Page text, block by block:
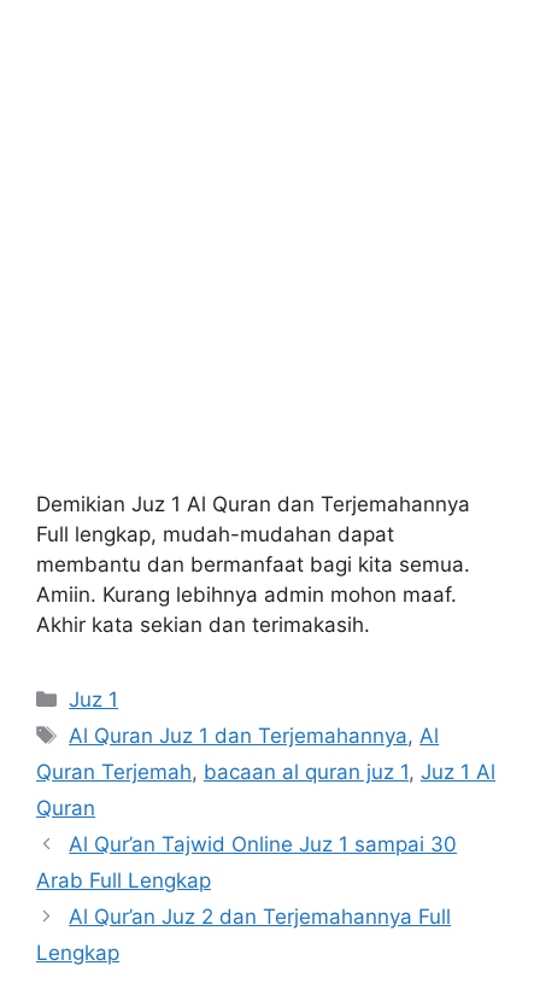
Demikian Juz 1 Al Quran dan Terjemahannya
Full lengkap, mudah-mudahan dapat
membantu dan bermanfaat bagi kita semua.
Amiin. Kurang lebihnya admin mohon maaf.
Akhir kata sekian dan terimakasih.
Kategori
Juz 1
Tag
Al Quran Juz 1 dan Terjemahannya,Al
Quran Terjemah, bacaan al quran juz 1, Juz 1 Al
Quran
Al Qur’an Tajwid Online Juz 1 sampai 30
Arab Full Lengkap
Al Qur’an Juz 2 dan Terjemahannya Full
Lengkap